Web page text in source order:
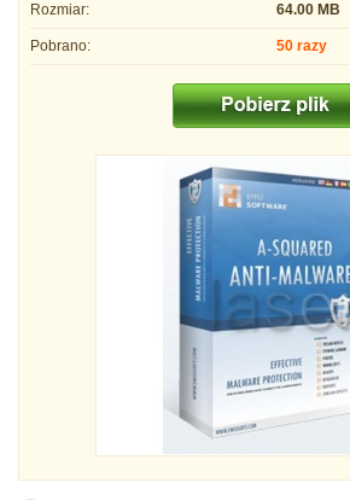
Rozmiar: 64.00 MB
Pobrano: 50 razy